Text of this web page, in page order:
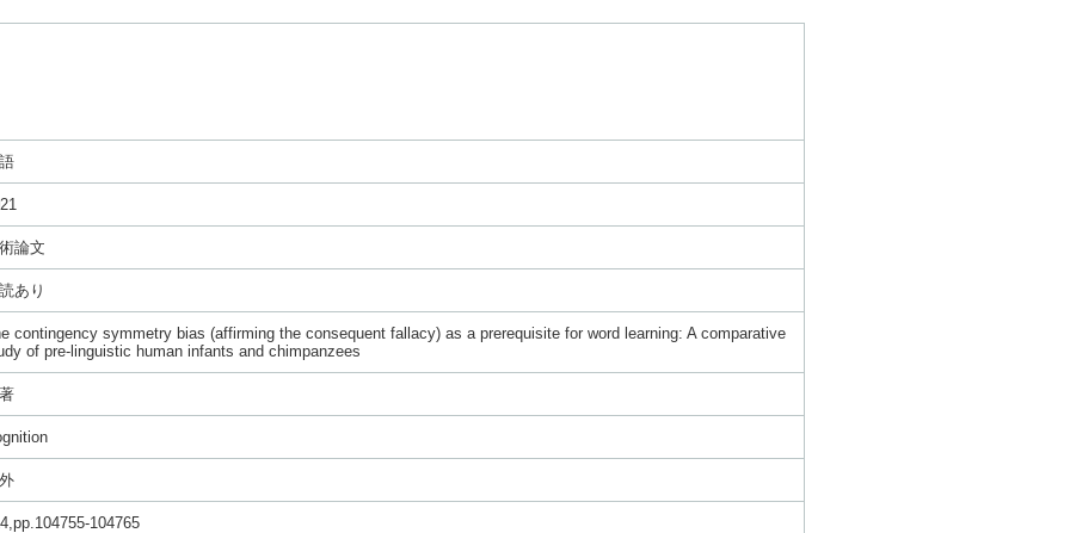
論文
あり
contingency symmetry bias (affirming the consequent fallacy) as a prerequisite for word learning: A comparative
of pre-linguistic human infants and chimpanzees
104765